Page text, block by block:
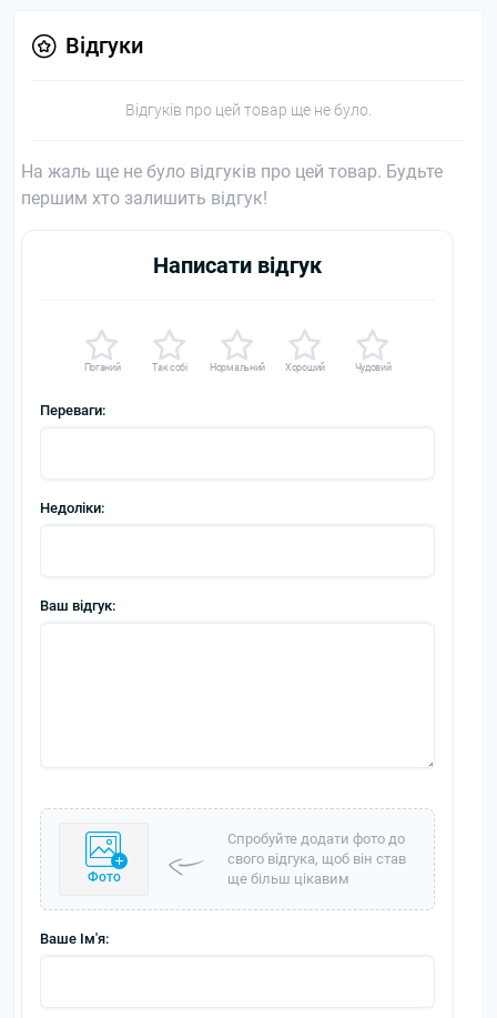
Відгуки
Відгуків про цей товар ще не було.
На жаль ще не було відгуків про цей товар. Будьте
першим хто залишить відгук!
Написати відгук
Поганий Так собі Нормальний Хороший Чудовий
Переваги:
Недоліки:
Ваш відгук:
Фото
Спробуйте додати фото до
свого відгука, щоб він став
ще більш цікавим
Ваше Ім'я: